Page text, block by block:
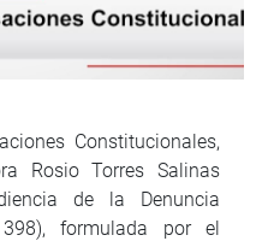
Constitucionales,
Rosio Torres Salinas
de la Denuncia
formulada por el